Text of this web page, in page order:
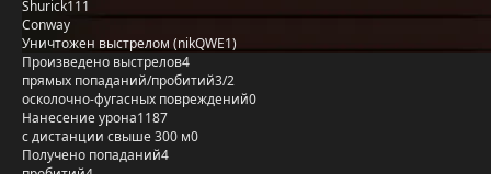
Shurick111
Conway
Уничтожен выстрелом (nikQWE1)
Произведено выстрелов4
прямых попаданий/пробитий3/2
осколочно-фугасных повреждений0
Нанесение урона1187
с дистанции свыше 300 м0
Получено попаданий4